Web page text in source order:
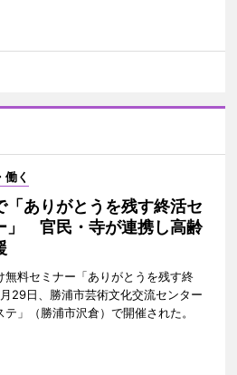
働く
「ありがとうを残す終活セ
」 官民・寺が連携し高齢
無料セミナー「ありがとうを残す終
29日、勝浦市芸術文化交流センター
テ」（勝浦市沢倉）で開催された。